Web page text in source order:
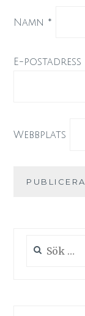
Namn *
E-postadress
Webbplats
efter: